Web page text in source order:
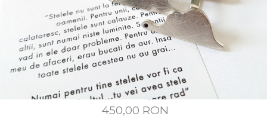
CUSTOM MADE
Animal Instinct
AN-TAN-TICHITAN
450,00 RON